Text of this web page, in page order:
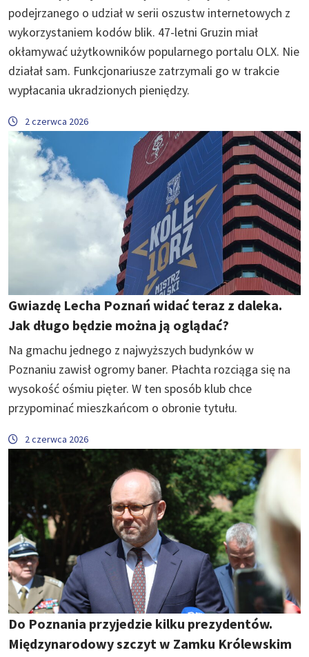
podejrzanego o udział w serii oszustw internetowych z
wykorzystaniem kodów blik. 47-letni Gruzin miał
okłamywać użytkowników popularnego portalu OLX. Nie
działał sam. Funkcjonariusze zatrzymali go w trakcie
wypłacania ukradzionych pieniędzy.
2 czerwca 2026
Gwiazdę Lecha Poznań widać teraz z daleka.
Jak długo będzie można ją oglądać?
Na gmachu jednego z najwyższych budynków w
Poznaniu zawisł ogromy baner. Płachta rozciąga się na
wysokość ośmiu pięter. W ten sposób klub chce
przypominać mieszkańcom o obronie tytułu.
2 czerwca 2026
Do Poznania przyjedzie kilku prezydentów.
Międzynarodowy szczyt w Zamku Królewskim